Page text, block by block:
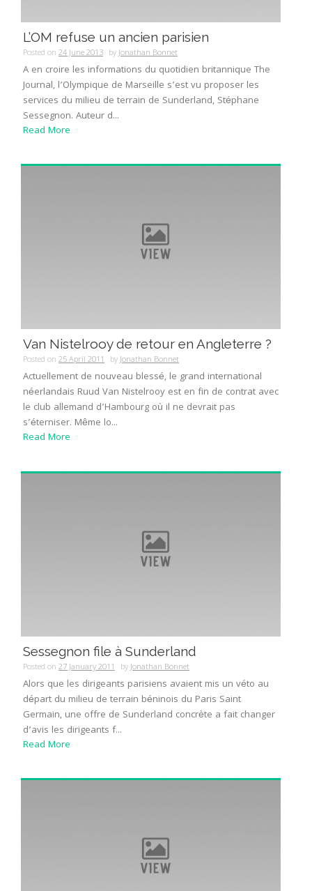
L’OM refuse un ancien parisien
Posted on 24 June 2013 byJonathan Bonnet
A en croire les informations du quotidien britannique The
Journal, l’Olympique de Marseille s’est vu proposer les
services du milieu de terrain de Sunderland, Stéphane
Sessegnon. Auteur d...
Read More
Van Nistelrooy de retour en Angleterre ?
Posted on 25 April 2011 byJonathan Bonnet
Actuellement de nouveau blessé, le grand international
néerlandais Ruud Van Nistelrooy est en fin de contrat avec
le club allemand d’Hambourg où il ne devrait pas
s’éterniser. Même lo...
Read More
Sessegnon file à Sunderland
Posted on 27 January 2011 byJonathan Bonnet
Alors que les dirigeants parisiens avaient mis un véto au
départ du milieu de terrain béninois du Paris Saint
Germain, une offre de Sunderland concrète a fait changer
d’avis les dirigeants f...
Read More